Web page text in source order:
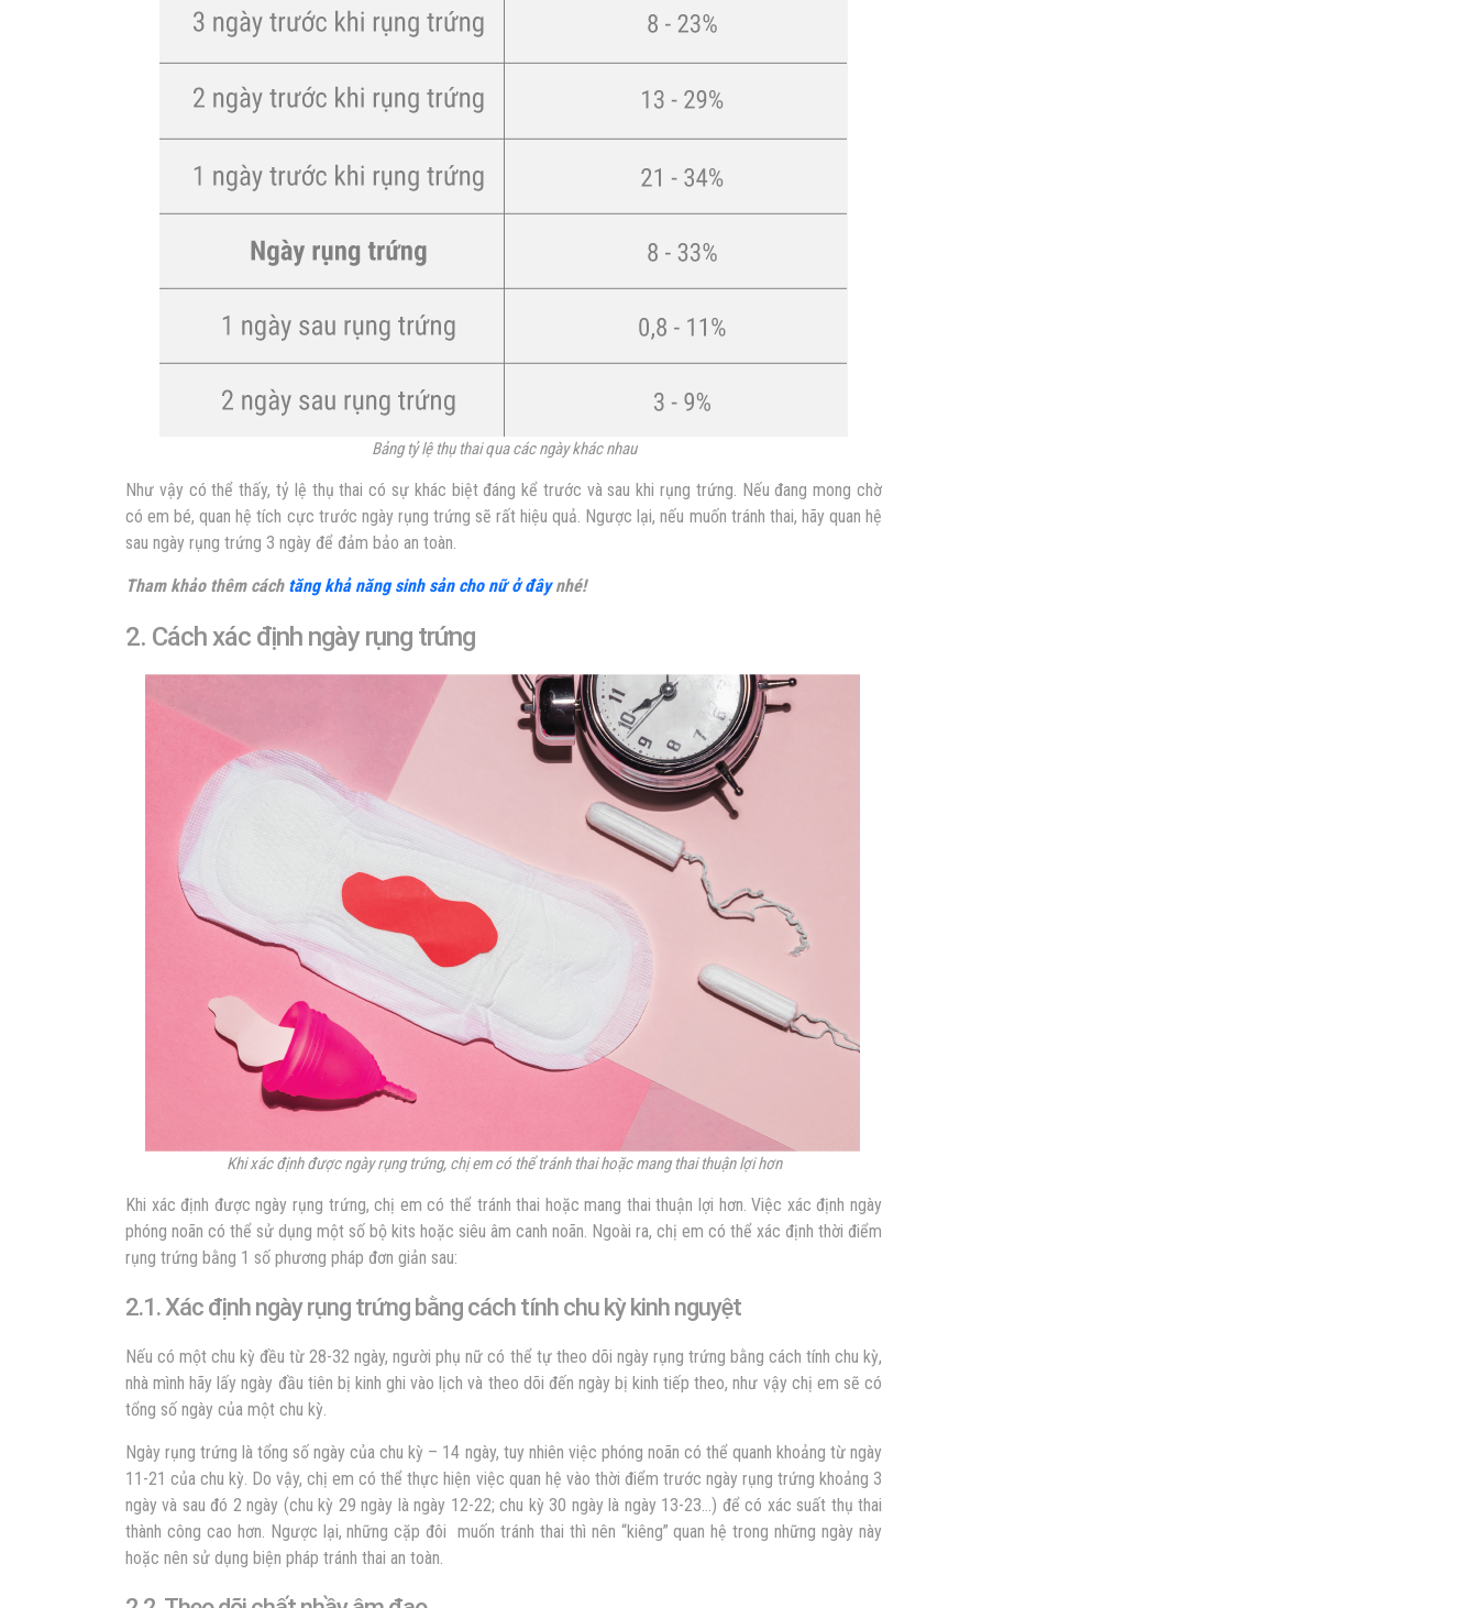
Bảng tỷ lệ thụ thai qua các ngày khác nhau
Như vậy có thể thấy, tỷ lệ thụ thai có sự khác biệt đáng kể trước và sau khi rụng trứng. Nếu đang mong chờ
có em bé, quan hệ tích cực trước ngày rụng trứng sẽ rất hiệu quả. Ngược lại, nếu muốn tránh thai, hãy quan hệ
sau ngày rụng trứng 3 ngày để đảm bảo an toàn.
Tham khảo thêm cách tăng khả năng sinh sản cho nữ ở đâynhé!
2. Cách xác định ngày rụng trứng
Khi xác định được ngày rụng trứng, chị em có thể tránh thai hoặc mang thai thuận lợi hơn
Khi xác định được ngày rụng trứng, chị em có thể tránh thai hoặc mang thai thuận lợi hơn. Việc xác định ngày
phóng noãn có thể sử dụng một số bộ kits hoặc siêu âm canh noãn. Ngoài ra, chị em có thể xác định thời điểm
rụng trứng bằng 1 số phương pháp đơn giản sau:
2.1. Xác định ngày rụng trứng bằng cách tính chu kỳ kinh nguyệt
Nếu có một chu kỳ đều từ 28-32 ngày, người phụ nữ có thể tự theo dõi ngày rụng trứng bằng cách tính chu kỳ,
nhà mình hãy lấy ngày đầu tiên bị kinh ghi vào lịch và theo dõi đến ngày bị kinh tiếp theo, như vậy chị em sẽ có
tổng số ngày của một chu kỳ.
Ngày rụng trứng là tổng số ngày của chu kỳ – 14 ngày, tuy nhiên việc phóng noãn có thể quanh khoảng từ ngày
11-21 của chu kỳ. Do vậy, chị em có thể thực hiện việc quan hệ vào thời điểm trước ngày rụng trứng khoảng 3
ngày và sau đó 2 ngày (chu kỳ 29 ngày là ngày 12-22; chu kỳ 30 ngày là ngày 13-23…) để có xác suất thụ thai
thành công cao hơn. Ngược lại, những cặp đôi muốn tránh thai thì nên “kiêng” quan hệ trong những ngày này
hoặc nên sử dụng biện pháp tránh thai an toàn.